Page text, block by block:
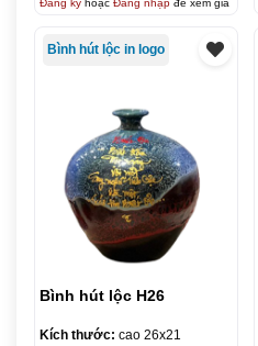
Bình hút lộc in logo
Bình hút lộc H26
Kích thước: cao 26x21